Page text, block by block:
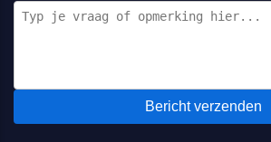
Bericht verzenden